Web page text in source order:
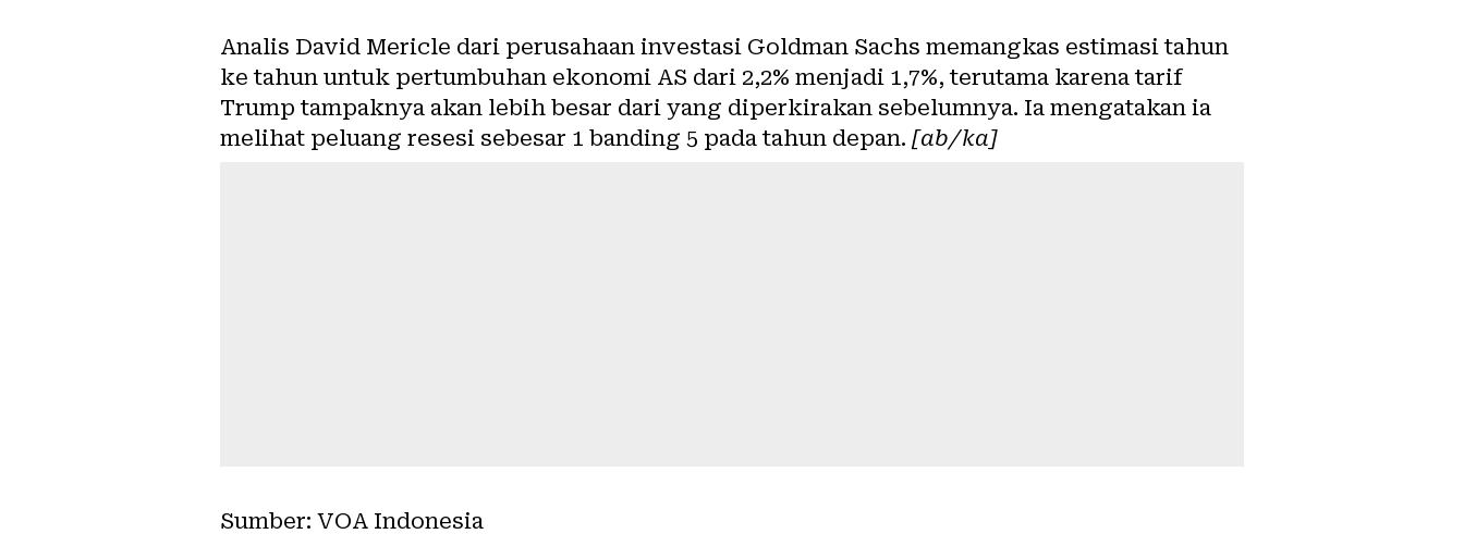
Analis David Mericle dari perusahaan investasi Goldman Sachs memangkas estimasi tahun
ke tahun untuk pertumbuhan ekonomi AS dari 2,2% menjadi 1,7%, terutama karena tarif
Trump tampaknya akan lebih besar dari yang diperkirakan sebelumnya. Ia mengatakan ia
melihat peluang resesi sebesar 1 banding 5 pada tahun depan. [ab/ka]
Sumber: VOA Indonesia